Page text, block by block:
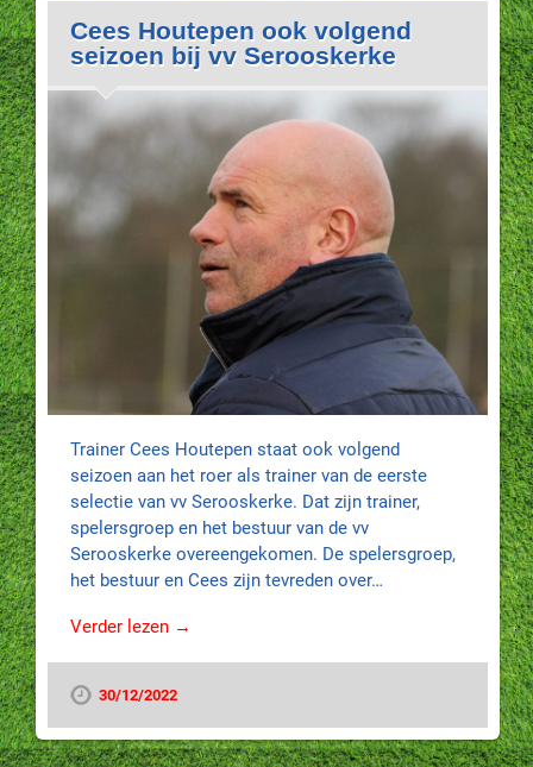
Cees Houtepen ook volgend
seizoen bij vv Serooskerke
Trainer Cees Houtepen staat ook volgend
seizoen aan het roer als trainer van de eerste
selectie van vv Serooskerke. Dat zijn trainer,
spelersgroep en het bestuur van de vv
Serooskerke overeengekomen. De spelersgroep,
het bestuur en Cees zijn tevreden over…
Verder lezen →
30/12/2022